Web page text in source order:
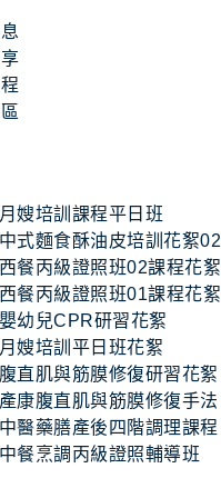
嫂培訓課程平日班
式麵食酥油皮培訓花絮02
餐丙級證照班02課程花絮
餐丙級證照班01課程花絮
幼兒CPR研習花絮
嫂培訓平日班花絮
直肌與筋膜修復研習花絮
康腹直肌與筋膜修復手法
醫藥膳產後四階調理課程
餐烹調丙級證照輔導班